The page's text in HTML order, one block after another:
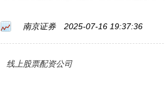
南京证券 2025-07-16 19:37:36
线上股票配资公司